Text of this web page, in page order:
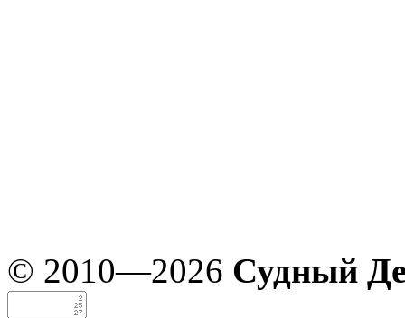
© 2010—2026 Судный